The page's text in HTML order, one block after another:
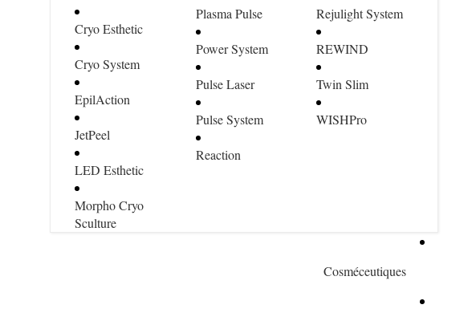
Cryo Esthetic
Cryo System
EpilAction
JetPeel
LED Esthetic
Morpho Cryo
Sculture
Plasma Pulse
Power System
Pulse Laser
Pulse System
Reaction
Rejulight System
REWIND
Twin Slim
WISHPro
Cosméceutiques